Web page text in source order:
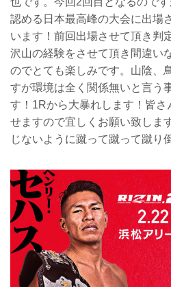
認める日本最高峰の大会に出場
います！前回出場させて頂き判
沢山の経験をさせて頂き間違い
のでとても楽しみです。山陰、
すが環境は全く関係無いと言う
す！1Rから大暴れします！皆さ
せますので宜しくお願い致しま
じないように蹴って蹴って蹴り